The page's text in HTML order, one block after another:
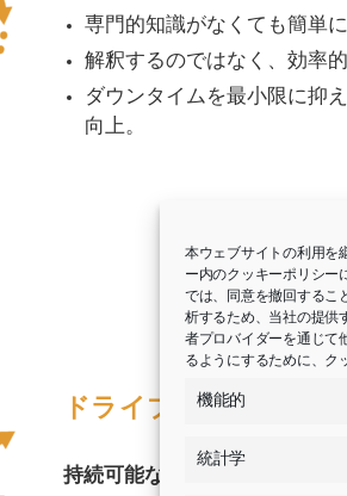
本ウェブサイトの利用を
ー内のクッキーポリシー
では、同意を撤回するこ
析するため、当社の提供
者プロバイダーを通じて
るようにするために、ク
機能的
統計学
専門的知識がなくても簡単に
解釈するのではなく、効率的
ダウンタイムを最小限に抑
向上。
ドライブ最適化
持続可能な管理。